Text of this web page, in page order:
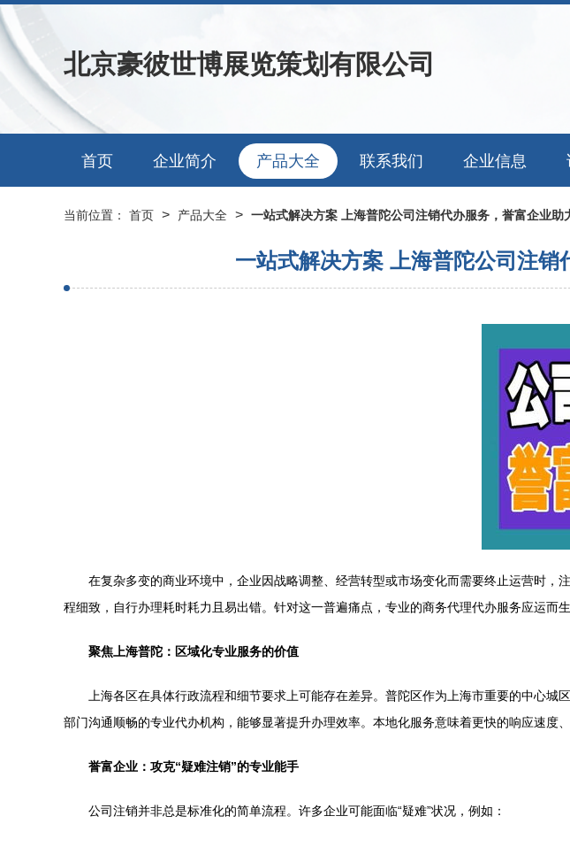
北京豪彼世博展览策划有限公司
首页 企业简介 产品大全 联系我们 企业信息
当前位置： 首页 > 产品大全 > 一站式解决方案 上海普陀公司注销代办服务，誉富企业助
一站式解决方案 上海普陀公司注
在复杂多变的商业环境中，企业因战略调整、经营转型或市场变化而需要终止运营时
程细致，自行办理耗时耗力且易出错。针对这一普遍痛点，专业的商务代理代办服务应运而
聚焦上海普陀：区域化专业服务的价值
上海各区在具体行政流程和细节要求上可能存在差异。普陀区作为上海市重要的中心
部门沟通顺畅的专业代办机构，能够显著提升办理效率。本地化服务意味着更快的响应速度
誉富企业：攻克“疑难注销”的专业能手
公司注销并非总是标准化的简单流程。许多企业可能面临“疑难”状况，例如：